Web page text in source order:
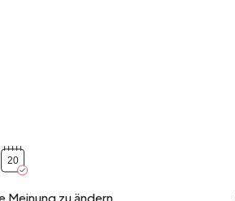
Meinung zu ändern